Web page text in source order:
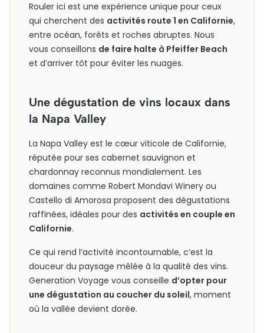
Rouler ici est une expérience unique pour ceux
qui cherchent des activités route 1 en Californie,
entre océan, forêts et roches abruptes. Nous
vous conseillons de faire halte à Pfeiffer Beach
et d’arriver tôt pour éviter les nuages.
Une dégustation de vins locaux dans
la Napa Valley
La Napa Valley est le cœur viticole de Californie,
réputée pour ses cabernet sauvignon et
chardonnay reconnus mondialement. Les
domaines comme Robert Mondavi Winery ou
Castello di Amorosa proposent des dégustations
raffinées, idéales pour des activités en couple en
Californie.
Ce qui rend l’activité incontournable, c’est la
douceur du paysage mêlée à la qualité des vins.
Generation Voyage vous conseille d’opter pour
une dégustation au coucher du soleil, moment
où la vallée devient dorée.